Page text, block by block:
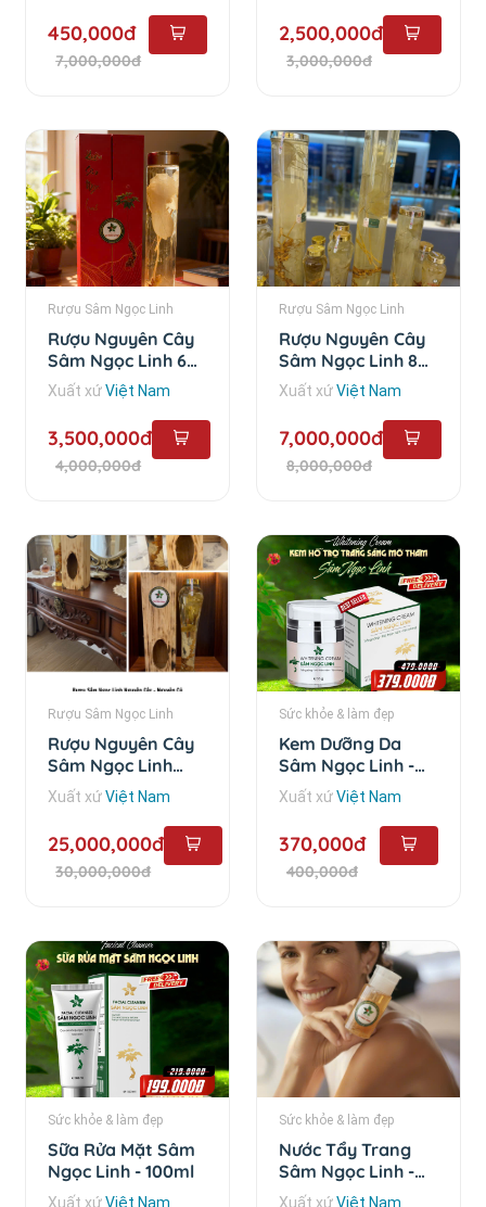
450,000đ
7,000,000đ
2,500,000đ
3,000,000đ
Rượu Sâm Ngọc Linh
Rượu Nguyên Cây
Sâm Ngọc Linh 6
Năm - 1.5 lít
Xuất xứViệt Nam
3,500,000đ
4,000,000đ
Rượu Sâm Ngọc Linh
Rượu Nguyên Cây
Sâm Ngọc Linh 8
Năm - 3 lít
Xuất xứViệt Nam
7,000,000đ
8,000,000đ
Rượu Sâm Ngọc Linh
Rượu Nguyên Cây
Sâm Ngọc Linh
Trên 10 Năm - 6 lít
Xuất xứViệt Nam
25,000,000đ
30,000,000đ
Sức khỏe & làm đẹp
Kem Dưỡng Da
Sâm Ngọc Linh -
35g
Xuất xứViệt Nam
370,000đ
400,000đ
Sức khỏe & làm đẹp
Sữa Rửa Mặt Sâm
Ngọc Linh - 100ml
Xuất xứViệt Nam
Sức khỏe & làm đẹp
Nước Tẩy Trang
Sâm Ngọc Linh -
120ml
Xuất xứViệt Nam